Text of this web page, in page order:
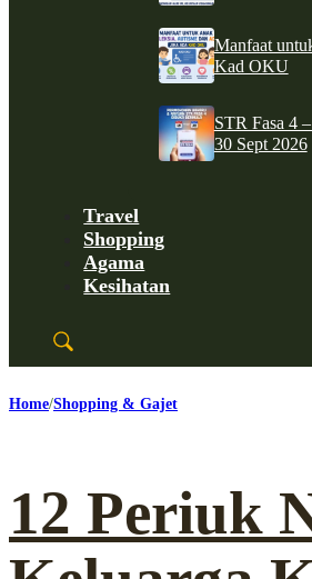
Manfaat
Kad OKU
STR Fasa 4
30 Sept 2026
Travel
Shopping
Agama
Kesihatan
Home Shopping & Gajet
12 Periuk